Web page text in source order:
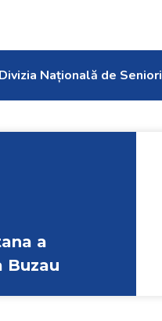
Divizia Națională de Seniori
a
Buzau